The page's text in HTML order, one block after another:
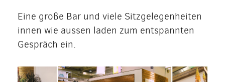
Eine große Bar und viele Sitzgelegenheiten
innen wie aussen laden zum entspannten
Gespräch ein.